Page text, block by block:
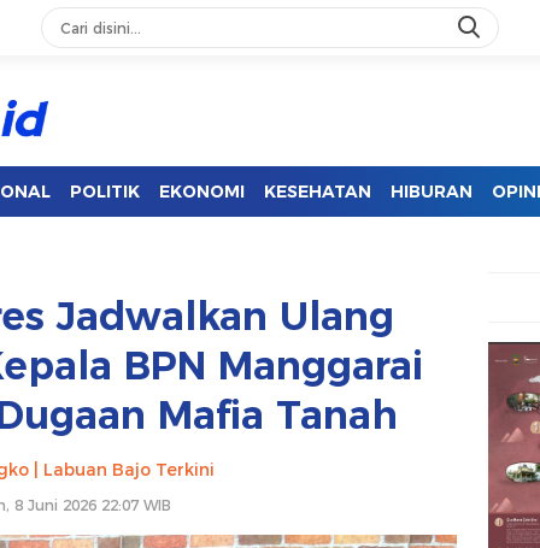
POLITIK EKONOMI KESEHATAN HIBURAN OPINI
Jadwalkan Ulang
BPN Manggarai
Mafia Tanah
| Labuan Bajo Terkini
8 Juni 2026 22:07 WIB